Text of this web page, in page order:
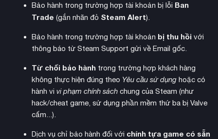
Bảo hành trong trường hợp tài khoản bị lỗi Ban
Trade (gắn nhãn đỏ Steam Alert).
Bảo hành trong trường hợp tài khoản bị thu hồivới
thông báo từ Steam Support gửi về Email gốc.
Từ chối bảo hànhtrong trường hợp khách hàng
không thực hiện đúng theo Yêu cầu sử dụnghoặc có
hành vi vi phạm chính sáchchung của Steam (như
hack/cheat game, sử dụng phần mềm thứ ba bị Valve
cấm...).
Dịch vụ chỉ bảo hành đối với chính tựa game có sẵn